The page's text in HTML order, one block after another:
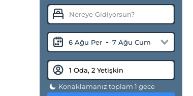
6 Ağu Per - 7 Ağu Cum
Konaklamanız toplam 1 gece